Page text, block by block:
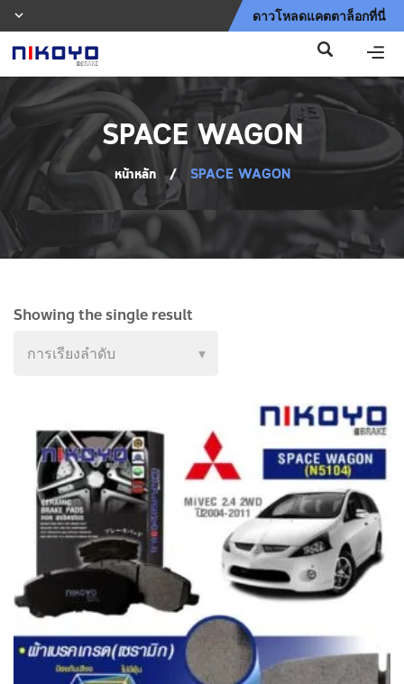
ดาวโหลดแคตตาล็อกที่นี่
SPACE WAGON
หน้าหลัก / SPACE WAGON
Showing the single result